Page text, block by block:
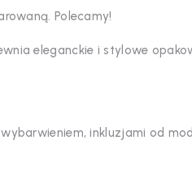
Polecamy!
eleganckie i stylowe
inkluzjami od